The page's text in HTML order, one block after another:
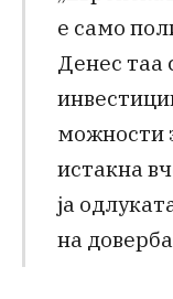
е само
Денес таа
можности
истакна
ја
на